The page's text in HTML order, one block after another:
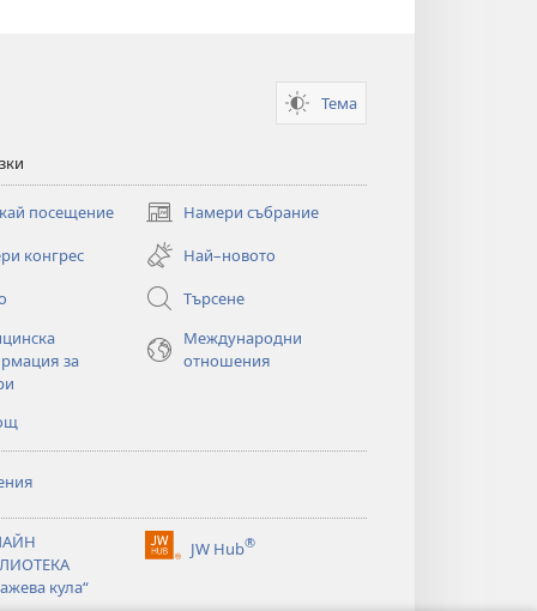
Тема
посещение Намери събрание
(отваря
нов
прозорец)
конгрес
Най–новото
Търсене
за
Международни
отношения
кула“
JW Hub®
(отваря